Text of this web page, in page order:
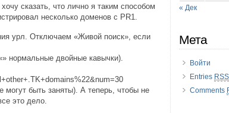
сказать, что лично я таким способом
несколько доменов с PR1.
урл. Отключаем «Живой поиск», если
нормальные двойные кавычки).
могут быть заняты). А теперь, чтобы не
это дело.
« Дек
Мета
Войти
Entries RSS
Comments